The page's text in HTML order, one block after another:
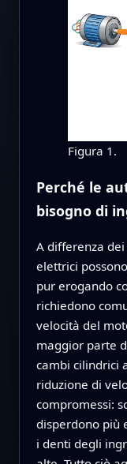
Figura 1.
Perché le
bisogno di
A differenza
elettrici
pur erogando
richiedono
velocità del
maggior parte
cambi cilindrici
riduzione di
compromessi:
disperdono più
i denti degli